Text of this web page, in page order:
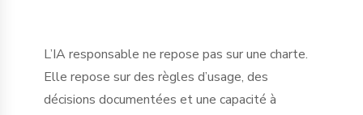
L’IA responsable ne repose pas sur une charte.
Elle repose sur des règles d’usage, des
décisions documentées et une capacité à